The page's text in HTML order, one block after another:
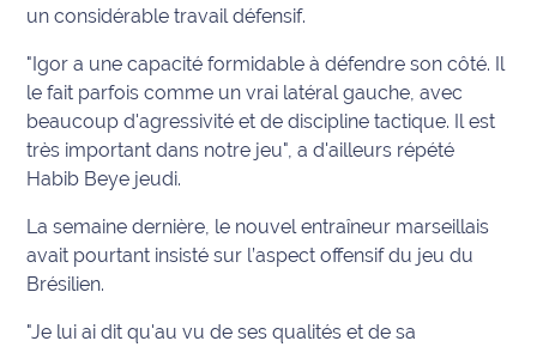
Les
Coachs
Maritima
plan
sortie
Nous
un considérable travail défensif.
"Igor a une capacité formidable à défendre son côté. Il
le fait parfois comme un vrai latéral gauche, avec
beaucoup d'agressivité et de discipline tactique. Il est
très important dans notre jeu", a d'ailleurs répété
Habib Beye jeudi.
La semaine dernière, le nouvel entraîneur marseillais
avait pourtant insisté sur l’aspect offensif du jeu du
Brésilien.
"Je lui ai dit qu'au vu de ses qualités et de sa